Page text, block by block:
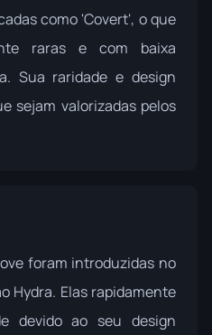
como 'Covert', o que
raras e com baixa
Sua raridade e design
sejam valorizadas pelos
foram introduzidas no
Hydra. Elas rapidamente
devido ao seu design